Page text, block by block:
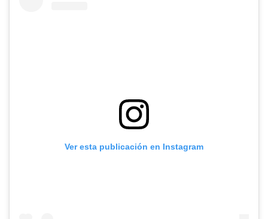
Ver esta publicación en Instagram